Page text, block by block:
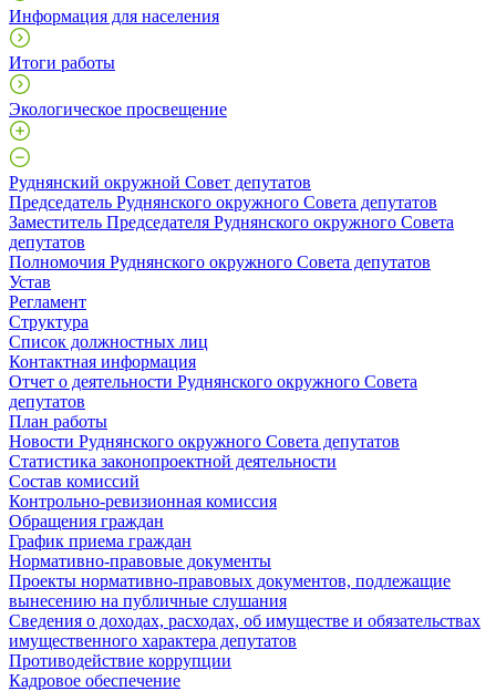
Информация для населения
Итоги работы
Экологическое просвещение
Руднянский окружной Совет депутатов
Председатель Руднянского окружного Совета депутатов
Заместитель Председателя Руднянского окружного Совета
депутатов
Полномочия Руднянского окружного Совета депутатов
Устав
Регламент
Структура
Список должностных лиц
Контактная информация
Отчет о деятельности Руднянского окружного Совета
депутатов
План работы
Новости Руднянского окружного Совета депутатов
Статистика законопроектной деятельности
Состав комиссий
Контрольно-ревизионная комиссия
Обращения граждан
График приема граждан
Нормативно-правовые документы
Проекты нормативно-правовых документов, подлежащие
вынесению на публичные слушания
Сведения о доходах, расходах, об имуществе и обязательствах
имущественного характера депутатов
Противодействие коррупции
Кадровое обеспечение